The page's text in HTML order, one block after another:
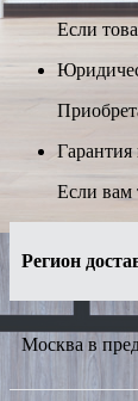
Если
Гарантия
Если вам
Регион
Москва в